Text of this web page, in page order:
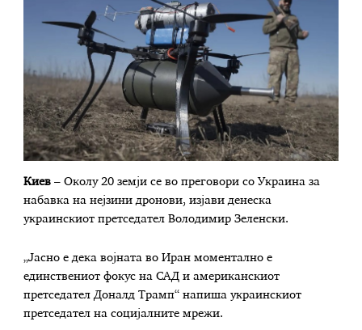
Киев– Околу 20 земји се во преговори со Украина за
набавка на нејзини дронови, изјави денеска
украинскиот претседател Володимир Зеленски.
„Јасно е дека војната во Иран моментално е
единствениот фокус на САД и американскиот
претседател Доналд Трамп“ напиша украинскиот
претседател на социјалните мрежи.